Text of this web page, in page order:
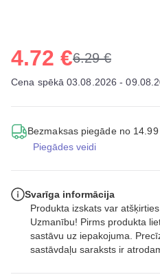
4.72 €6.29 €
Cena spēkā 03.08.2026 -
Bezmaksas piegāde no
Piegādes veidi
Svarīga informācija
Produkta izskats var
Uzmanību! Pirms produkta
sastāvu uz iepakojuma.
sastāvdaļu saraksts ir